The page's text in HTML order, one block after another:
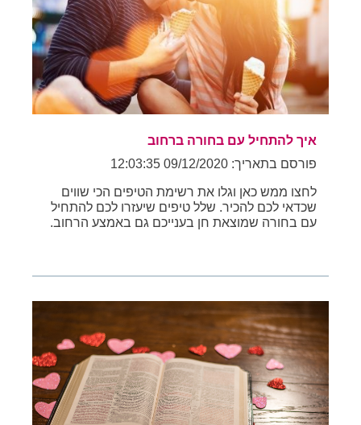
איך להתחיל עם בחורה ברחוב
פורסם בתאריך: 09/12/2020 12:03:35
לחצו ממש כאן וגלו את רשימת הטיפים הכי שווים
שכדאי לכם להכיר. שלל טיפים שיעזרו לכם להתחיל
עם בחורה שמוצאת חן בענייכם גם באמצע הרחוב.